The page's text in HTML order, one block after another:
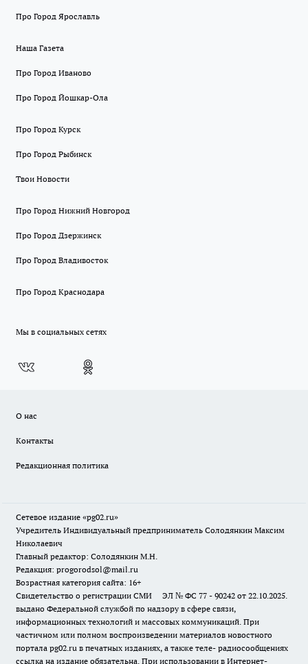
Про Город Ярославль
Наша Газета
Про Город Иваново
Про Город Йошкар-Ола
Про Город Курск
Про Город Рыбинск
Твои Новости
Про Город Нижний Новгород
Про Город Дзержинск
Про Город Владивосток
Про Город Краснодара
Мы в социальных сетях
О нас
Контакты
Редакционная политика
Сетевое издание «pg02.ru»
Учредитель Индивидуальный предприниматель Солодянкин Максим
Николаевич
Главный редактор: Солодянкин М.Н.
Редакция: progorodsol@mail.ru
Возрастная категория сайта: 16+
Свидетельство о регистрации СМИ ЭЛ № ФС 77 - 90242 от 22.10.2025.
выдано Федеральной службой по надзору в сфере связи,
информационных технологий и массовых коммуникаций. При
частичном или полном воспроизведении материалов новостного
портала pg02.ru в печатных изданиях, а также теле- радиосообщениях
ссылка на издание обязательна. При использовании в Интернет-